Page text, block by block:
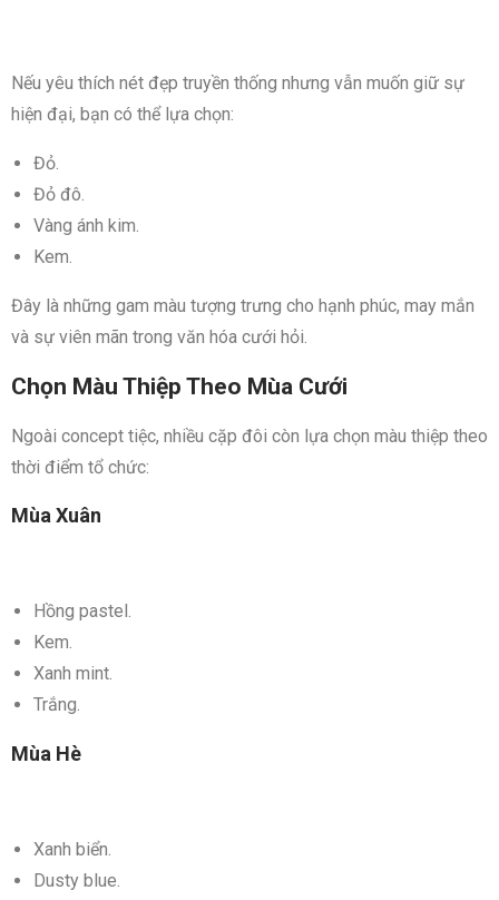
Nếu yêu thích nét đẹp truyền thống nhưng vẫn muốn giữ sự
hiện đại, bạn có thể lựa chọn:
Đỏ.
Đỏ đô.
Vàng ánh kim.
Kem.
Đây là những gam màu tượng trưng cho hạnh phúc, may mắn
và sự viên mãn trong văn hóa cưới hỏi.
Chọn Màu Thiệp Theo Mùa Cưới
Ngoài concept tiệc, nhiều cặp đôi còn lựa chọn màu thiệp theo
thời điểm tổ chức:
Mùa Xuân
Hồng pastel.
Kem.
Xanh mint.
Trắng.
Mùa Hè
Xanh biển.
Dusty blue.